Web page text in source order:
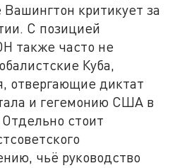
критикует за
С позицией
также часто не
Куба,
отвергающие диктат
и гегемонию США в
стоит
чьё руководство